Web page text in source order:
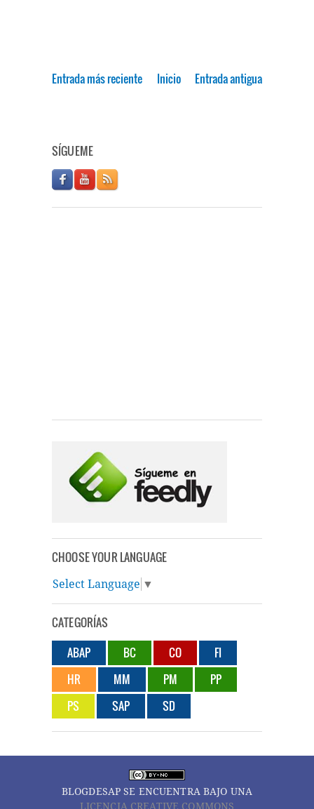
Entrada más reciente Entrada antigua
Inicio
SÍGUEME
CHOOSE YOUR LANGUAGE
Select Language ▼
CATEGORÍAS
ABAP
BC CO
FI
HR
MM PM
PP
PS
SAP SD
BLOGDESAP SE ENCUENTRA BAJO UNA
LICENCIA CREATIVE COMMONS